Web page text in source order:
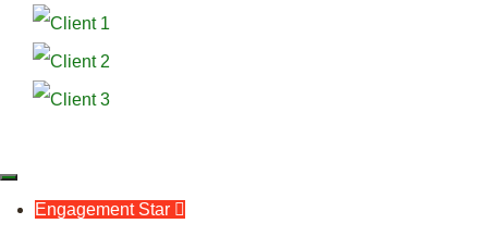
Engagement Star 